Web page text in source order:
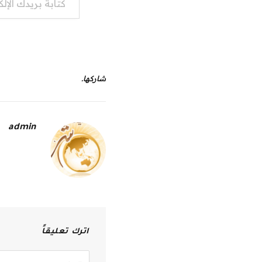
شاركها.
admin
اترك تعليقاً